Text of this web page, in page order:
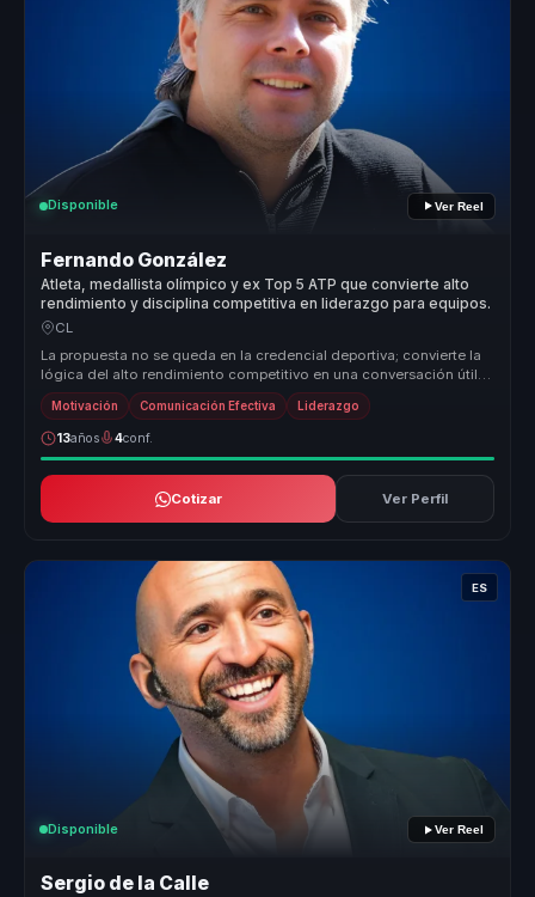
Disponible Ver Reel
Fernando González
Atleta, medallista olímpico y ex Top 5 ATP que convierte alto
rendimiento y disciplina competitiva en liderazgo para equipos.
CL
La propuesta no se queda en la credencial deportiva; convierte la
lógica del alto rendimiento competitivo en una conversación útil
para d...
Motivación Comunicación Efectiva Liderazgo
13años 4conf.
Cotizar Ver Perfil
ES
Disponible Ver Reel
Sergio de la Calle